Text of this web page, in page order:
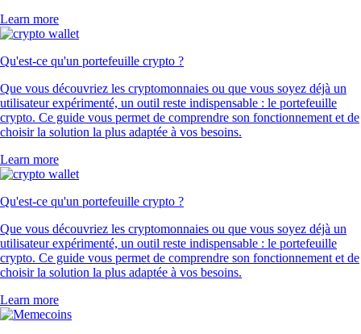
Learn more
Qu'est-ce qu'un portefeuille crypto ?
Que vous découvriez les cryptomonnaies ou que vous soyez déjà un
utilisateur expérimenté, un outil reste indispensable : le portefeuille
crypto. Ce guide vous permet de comprendre son fonctionnement et de
choisir la solution la plus adaptée à vos besoins.
Learn more
Qu'est-ce qu'un portefeuille crypto ?
Que vous découvriez les cryptomonnaies ou que vous soyez déjà un
utilisateur expérimenté, un outil reste indispensable : le portefeuille
crypto. Ce guide vous permet de comprendre son fonctionnement et de
choisir la solution la plus adaptée à vos besoins.
Learn more